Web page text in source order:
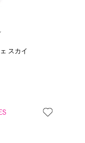
スカイ